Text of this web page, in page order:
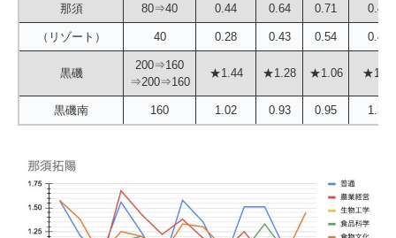
那須 80⇒40 0.44 0.64 0.71 0.44
（リゾート） 40 0.28 0.43 0.54 0.48
黒磯
200⇒160
⇒200⇒160
★1.44 ★1.28 ★1.06 ★1.02
黒磯南 160 1.02 0.93 0.95 1.38